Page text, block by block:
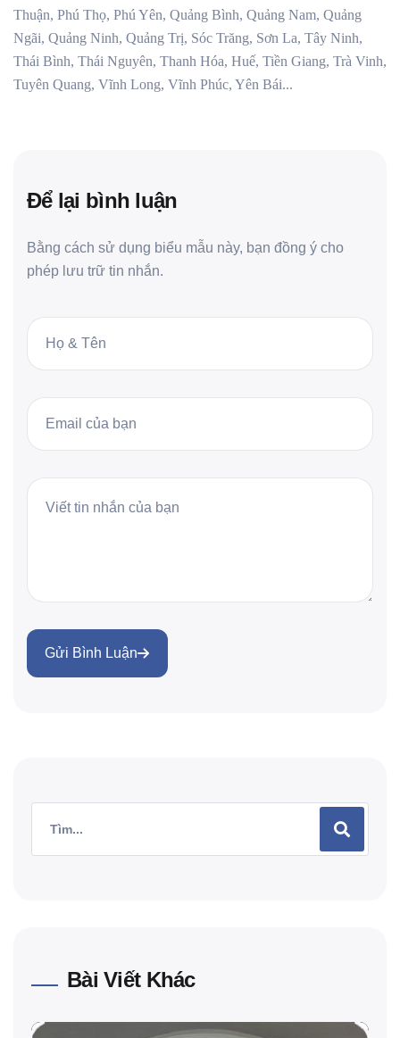
Thuận, Phú Thọ, Phú Yên, Quảng Bình, Quảng Nam, Quảng
Ngãi, Quảng Ninh, Quảng Trị, Sóc Trăng, Sơn La, Tây Ninh,
Thái Bình, Thái Nguyên, Thanh Hóa, Huế, Tiền Giang, Trà Vinh,
Tuyên Quang, Vĩnh Long, Vĩnh Phúc, Yên Bái...
Để lại bình luận
Bằng cách sử dụng biểu mẫu này, bạn đồng ý cho
phép lưu trữ tin nhắn.
Gửi Bình Luận
Bài Viết Khác